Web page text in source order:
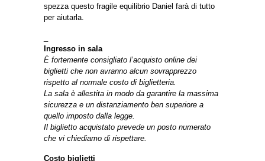
spezza questo fragile equilibrio Daniel farà di tutto
per aiutarla.
Ingresso in sala
È fortemente consigliato l’acquisto online dei
biglietti che non avranno alcun sovrapprezzo
rispetto al normale costo di biglietteria.
La sala è allestita in modo da garantire la massima
sicurezza e un distanziamento ben superiore a
quello imposto dalla legge.
Il biglietto acquistato prevede un posto numerato
che vi chiediamo di rispettare.
Costo biglietti